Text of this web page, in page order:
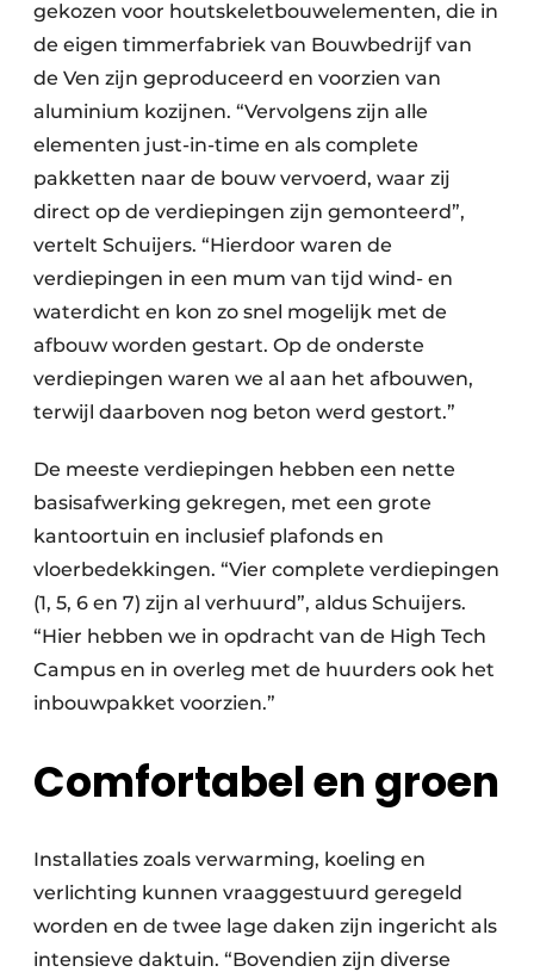
gekozen voor houtskeletbouwelementen, die in
de eigen timmerfabriek van Bouwbedrijf van
de Ven zijn geproduceerd en voorzien van
aluminium kozijnen. “Vervolgens zijn alle
elementen just-in-time en als complete
pakketten naar de bouw vervoerd, waar zij
direct op de verdiepingen zijn gemonteerd”,
vertelt Schuijers. “Hierdoor waren de
verdiepingen in een mum van tijd wind- en
waterdicht en kon zo snel mogelijk met de
afbouw worden gestart. Op de onderste
verdiepingen waren we al aan het afbouwen,
terwijl daarboven nog beton werd gestort.”
De meeste verdiepingen hebben een nette
basisafwerking gekregen, met een grote
kantoortuin en inclusief plafonds en
vloerbedekkingen. “Vier complete verdiepingen
(1, 5, 6 en 7) zijn al verhuurd”, aldus Schuijers.
“Hier hebben we in opdracht van de High Tech
Campus en in overleg met de huurders ook het
inbouwpakket voorzien.”
Comfortabel en groen
Installaties zoals verwarming, koeling en
verlichting kunnen vraaggestuurd geregeld
worden en de twee lage daken zijn ingericht als
intensieve daktuin. “Bovendien zijn diverse